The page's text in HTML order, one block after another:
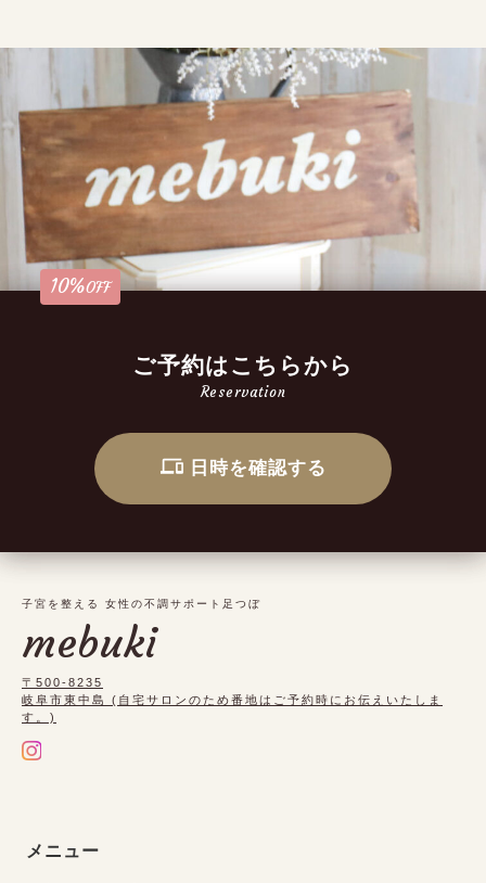
10%OFF
ご予約はこちらから
Reservation
日時を確認する
子宮を整える 女性の不調サポート足つぼ
mebuki
〒500-8235
岐阜市東中島 (自宅サロンのため番地はご予約時にお伝えいたしま
す。)
メニュー
ご予約はこちらから
Reservation
公式LINEご登録の方初回クーポン 10%
利用規約 商取引法 個人情報保護法